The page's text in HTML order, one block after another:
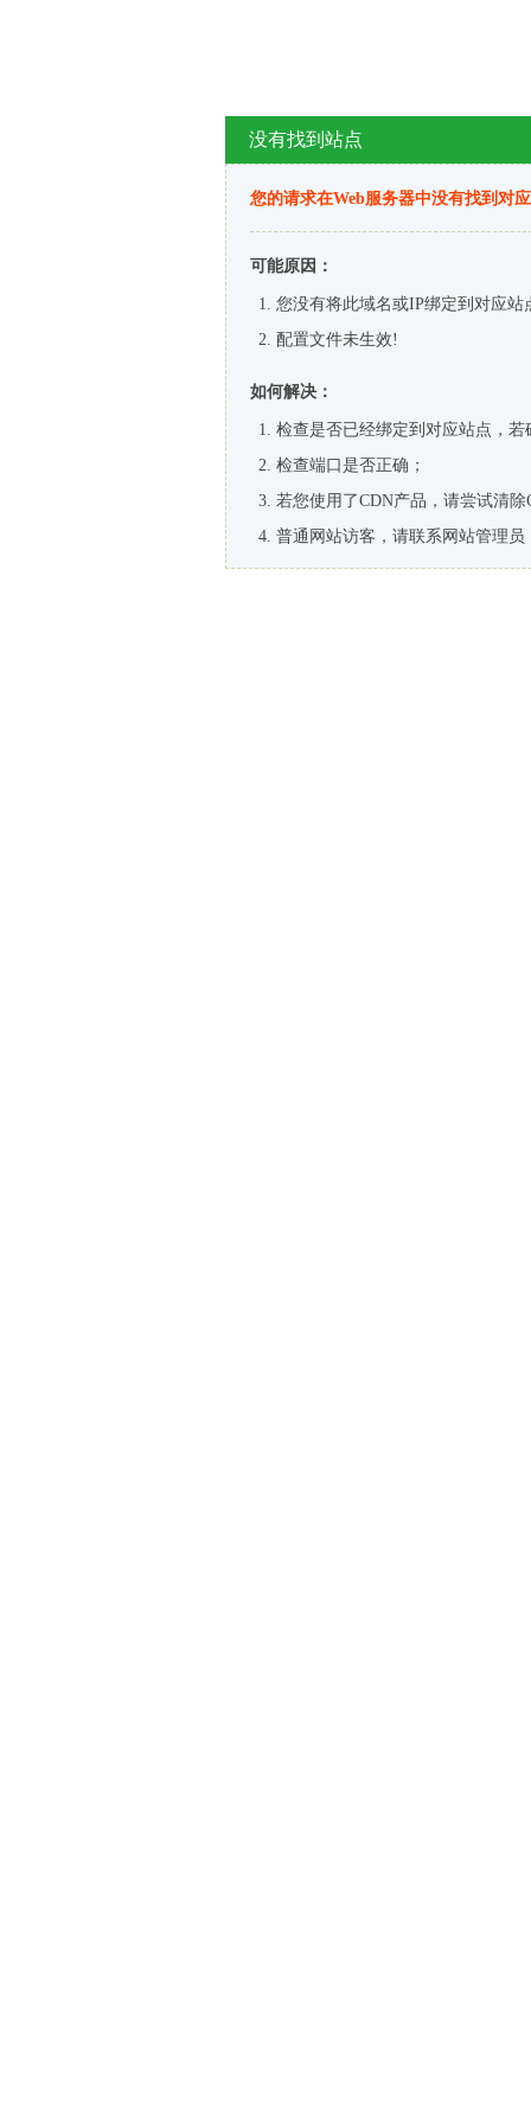
没有找到站点
您的请求在Web服务器中没有找到对
可能原因：
您没有将此域名或IP绑定到对应站
配置文件未生效!
如何解决：
检查是否已经绑定到对应站点，
检查端口是否正确；
若您使用了CDN产品，请尝试清除
普通网站访客，请联系网站管理员